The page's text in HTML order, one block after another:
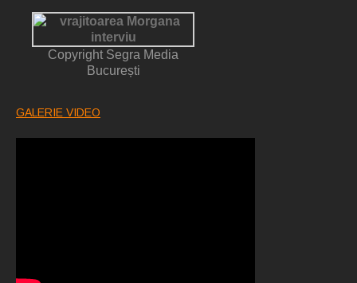
Copyright Segra Media
București
GALERIE VIDEO